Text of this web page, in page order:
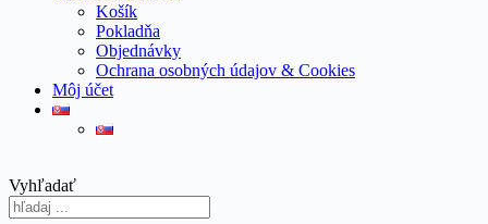
Košík
Pokladňa
Objednávky
Ochrana osobných údajov & Cookies
Môj účet
Vyhľadať